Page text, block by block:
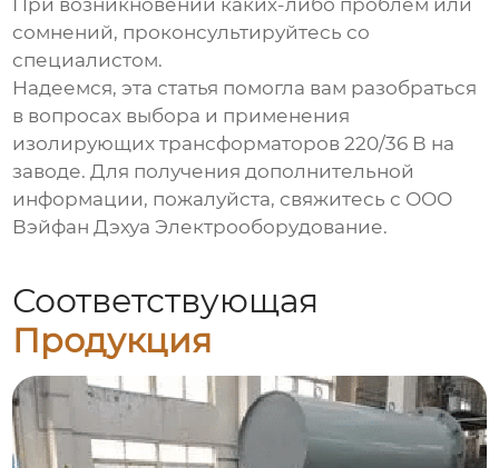
При возникновении каких-либо проблем или
сомнений, проконсультируйтесь со
специалистом.
Надеемся, эта статья помогла вам разобраться
в вопросах выбора и применения
изолирующих трансформаторов 220/36 В на
заводе. Для получения дополнительной
информации, пожалуйста, свяжитесь с ООО
Вэйфан Дэхуа Электрооборудование.
Соответствующая
Продукция